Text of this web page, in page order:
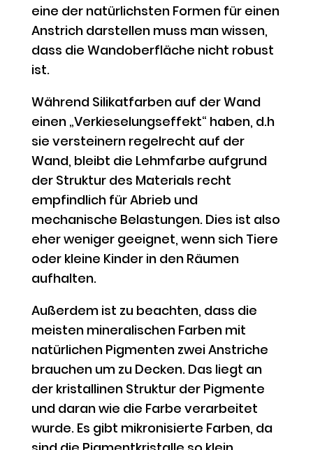
eine der natürlichsten Formen für einen
Anstrich darstellen muss man wissen,
dass die Wandoberfläche nicht robust
ist.
Während Silikatfarben auf der Wand
einen „Verkieselungseffekt“ haben, d.h
sie versteinern regelrecht auf der
Wand, bleibt die Lehmfarbe aufgrund
der Struktur des Materials recht
empfindlich für Abrieb und
mechanische Belastungen. Dies ist also
eher weniger geeignet, wenn sich Tiere
oder kleine Kinder in den Räumen
aufhalten.
Außerdem ist zu beachten, dass die
meisten mineralischen Farben mit
natürlichen Pigmenten zwei Anstriche
brauchen um zu Decken. Das liegt an
der kristallinen Struktur der Pigmente
und daran wie die Farbe verarbeitet
wurde. Es gibt mikronisierte Farben, da